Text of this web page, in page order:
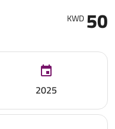
50
KWD
2025